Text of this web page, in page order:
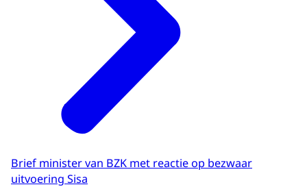
Brief minister van BZK met reactie op bezwaar
uitvoering Sisa